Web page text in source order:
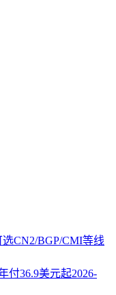
CN2/BGP/CMI等线
付36.9美元起2026-